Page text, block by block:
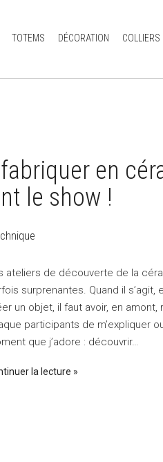
TOTEMS DÉCORATION COLLIERS
en
le show !
ateliers de découverte de la
surprenantes. Quand il
un objet, il faut avoir, en
participants de m’expliquer
que j’adore : découvrir…
la lecture